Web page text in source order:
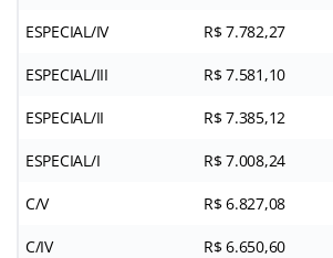
ESPECIAL/IV R$ 7.782,27
ESPECIAL/III R$ 7.581,10
ESPECIAL/II R$ 7.385,12
ESPECIAL/I R$ 7.008,24
C/V R$ 6.827,08
C/IV R$ 6.650,60